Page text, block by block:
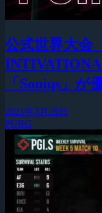
公式世界大会
「Soniqs」が
2021年3月29日
PUBG